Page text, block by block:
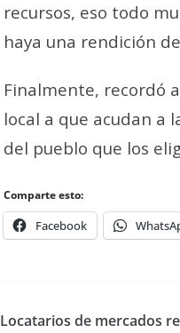
recursos, eso todo
haya una rendición
Finalmente, recordó
local a que acudan a
del pueblo que los
Comparte esto:
Facebook
Locatarios de mercados